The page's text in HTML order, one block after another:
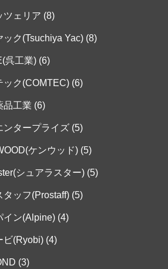
ツェリア (8)
ック(Tsuchiya Yac) (8)
呉工業) (6)
ック(COMTEC) (6)
品工業 (6)
ンタープライズ (5)
ケンウッド) (5)
シュアラスター) (5)
タッフ(Prostaff) (5)
イン(Alpine) (4)
ビ(Ryobi) (4)
(3)